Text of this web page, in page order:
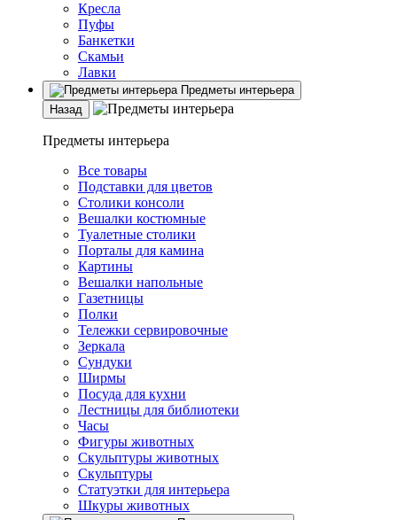
Кресла
Пуфы
Банкетки
Скамьи
Лавки
Предметы интерьера
Назад
Предметы интерьера
Все товары
Подставки для цветов
Столики консоли
Вешалки костюмные
Туалетные столики
Порталы для камина
Картины
Вешалки напольные
Газетницы
Полки
Тележки сервировочные
Зеркала
Сундуки
Ширмы
Посуда для кухни
Лестницы для библиотеки
Часы
Фигуры животных
Скульптуры животных
Скульптуры
Статуэтки для интерьера
Шкуры животных